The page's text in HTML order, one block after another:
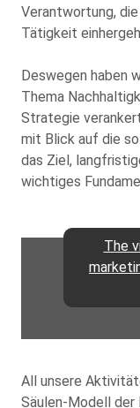
Verantwortung,
Tätigkeit
Deswegen haben
Thema
Strategie
mit Blick auf die
das Ziel,
wichtiges
The
All unsere
Säulen-Modell der